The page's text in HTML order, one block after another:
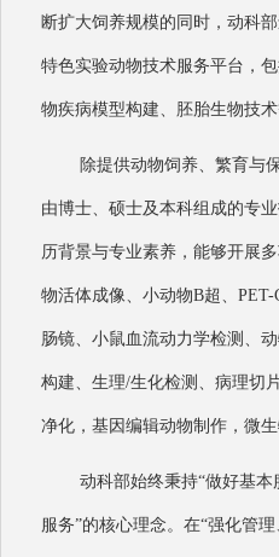
断扩⼤饲养规模的同时，动科
特⾊实验动物技术服务平台，
物疾病模型构建、胚胎⽣物技术
除提供动物饲养、繁育与
由博⼠、硕⼠及本科组成的专
历背景与专业素养，能够开展
物活体成像、⼩动物B超、
肠镜、⼩⿏⾎流动⼒学检测、
构建、⽣理/⽣化检测、病理切
净化，基因编辑动物制作，微⽣
动科部始终秉持“做好基
服务”的核⼼理念。在“强化管